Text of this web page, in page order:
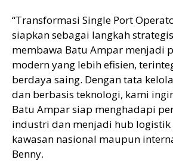
“Transformasi Single Port
siapkan sebagai langkah
membawa Batu Ampar menjadi
modern yang lebih efisien,
berdaya saing. Dengan tata
dan berbasis teknologi, kami
Batu Ampar siap menghadapi
industri dan menjadi hub logistik
kawasan nasional maupun
Benny.